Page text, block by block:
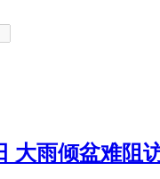
大雨倾盆难阻